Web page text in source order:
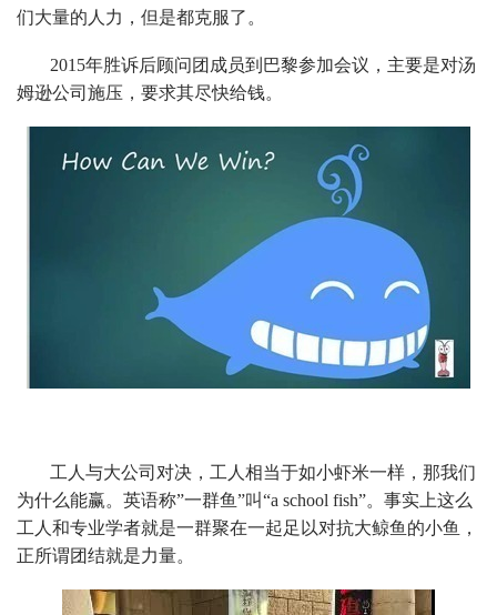
们大量的人力，但是都克服了。
2015年胜诉后顾问团成员到巴黎参加会议，主要是对汤
姆逊公司施压，要求其尽快给钱。
工人与大公司对决，工人相当于如小虾米一样，那我们
为什么能赢。英语称”一群鱼”叫“a school fish”。事实上这么
工人和专业学者就是一群聚在一起足以对抗大鲸鱼的小鱼，
正所谓团结就是力量。